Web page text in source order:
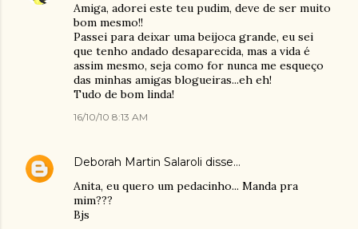
Amiga, adorei este teu pudim, deve de ser muito
bom mesmo!!
Passei para deixar uma beijoca grande, eu sei
que tenho andado desaparecida, mas a vida é
assim mesmo, seja como for nunca me esqueço
das minhas amigas blogueiras...eh eh!
Tudo de bom linda!
16/10/10 8:13 AM
Deborah Martin Salaroli disse…
Anita, eu quero um pedacinho... Manda pra
mim???
Bjs